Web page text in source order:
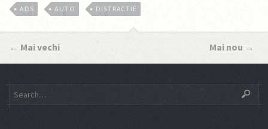
ADS AUTO DISTRACTIE
← Mai vechi Mai nou →